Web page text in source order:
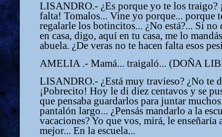
LISANDRO.- ¿Es porque yo te los traigo?
falta! Tomalos... Vine yo porque... porque
regalarle los botincitos... ¿No está?... Si no
en casa, digo, aquí en tu casa, me lo
abuela. ¿De veras no te hacen falta esos
AMELIA .- Mamá... traigaló... (DOÑA
LISANDRO.- ¿Está muy travieso? ¿No te
¡Pobrecito! Hoy le di diez centavos y se
que pensaba guardarlos para juntar
pantalón largo... ¿Pensás mandarlo a la
vacaciones? Yo que vos, mirá, le enseñaría
mejor... En la escuela...